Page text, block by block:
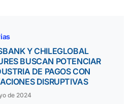
Y CHILEGLOBAL
BUSCAN POTENCIAR
DE PAGOS CON
DISRUPTIVAS
de 2024